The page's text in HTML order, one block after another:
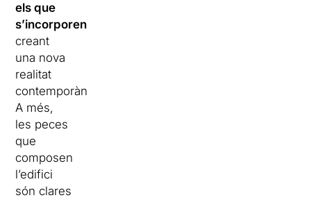
els que
s’incorporen
creant
una nova
realitat
contemporània.
A més,
les peces
que
composen
l’edifici
són clares